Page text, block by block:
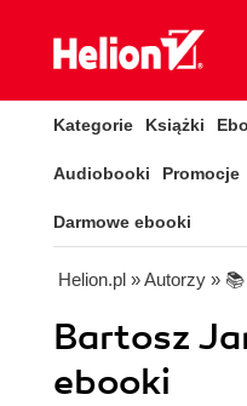
Kategorie Książki
Audiobooki Promocje
Darmowe ebooki
Helion.pl » Autorzy » 📚
Bartosz
ebooki